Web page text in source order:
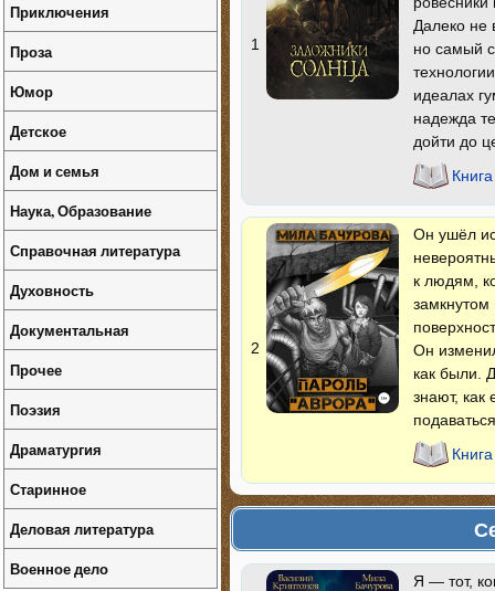
1
Далеко не
но самый
идеалах
надежда
дойти до
2
Он ушёл
к людям,
замкнутом
Он
как были.
знают, как
Я — тот,
Приключения
Проза
Юмор
Детское
Дом и семья
Наука, Образование
Справочная литература
Духовность
Документальная
Прочее
Поэзия
Драматургия
Старинное
Деловая литература
Военное дело